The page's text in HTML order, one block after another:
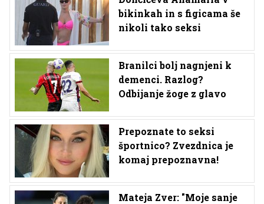
bikinkah in s figicama še
nikoli tako seksi
Branilci bolj nagnjeni k
demenci. Razlog?
Odbijanje žoge z glavo
Prepoznate to seksi
športnico? Zvezdnica je
komaj prepoznavna!
Mateja Zver: "Moje sanje